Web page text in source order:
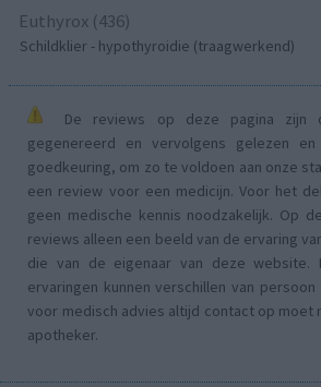
Euthyrox (436)
Schildklier - hypothyroidie (traagwerkend)
De reviews op deze pagina zijn
gegenereerd en vervolgens gelezen en
goedkeuring, om zo te voldoen aan onze
een review voor een medicijn. Voor het
geen medische kennis noodzakelijk. Op
reviews alleen een beeld van de ervaring
die van de eigenaar van deze website.
ervaringen kunnen verschillen van
voor medisch advies altijd contact op moet
apotheker.